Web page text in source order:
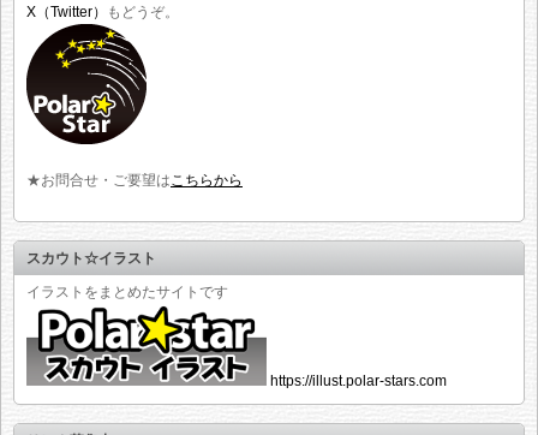
X（Twitter） もどうぞ。
★お問合せ・ご要望はこちらから
スカウト☆イラスト
イラストをまとめたサイトです
https://illust.polar-stars.com